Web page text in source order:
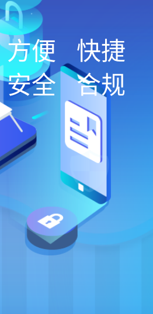
方便
快捷
安全
合规